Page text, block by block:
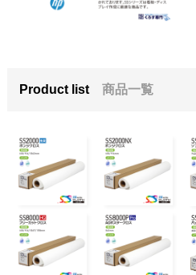
Product list商品一覧